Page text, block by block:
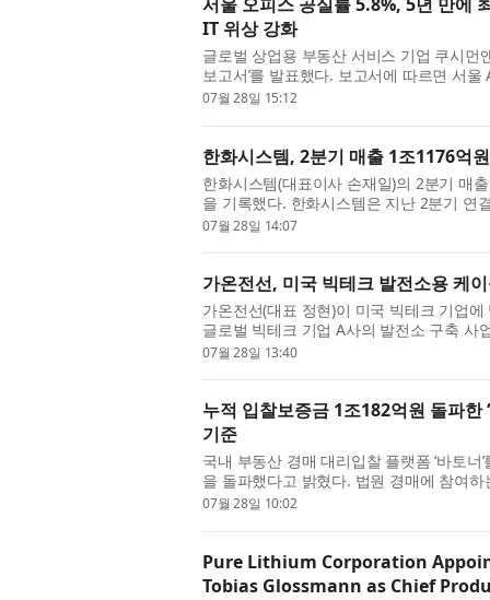
IT 위상 강화
글로벌 상업용 부동산 서비스 기업 쿠시먼
보고서’를 발표했다. 보고서에 따르면 서
승한 5.8%를 기록했다. 이는 2021년 3분
07월 28일 15:12
한화시스템, 2분기 매출 1조1176억
한화시스템(대표이사 손재일)의 2분기 매
을 기록했다. 한화시스템은 지난 2분기 연
기록해 전년 동기 대비 각각 45%, 219%
07월 28일 14:07
가온전선, 미국 빅테크 발전소용 케
가온전선(대표 정현)이 미국 빅테크 기업
글로벌 빅테크 기업 A사의 발전소 구축 사
밝혔다. 이번 사업은 미국 빅테크 기업이
07월 28일 13:40
누적 입찰보증금 1조182억원 돌파한
기준
국내 부동산 경매 대리입찰 플랫폼 ‘바토
을 돌파했다고 밝혔다. 법원 경매에 참여
이는 것은 드문 일로, 회사는 ‘안전 장치가
07월 28일 10:02
Pure Lithium Corporation
Tobias Glossmann as Chief